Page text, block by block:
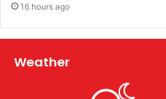
16 hours ago
Weather